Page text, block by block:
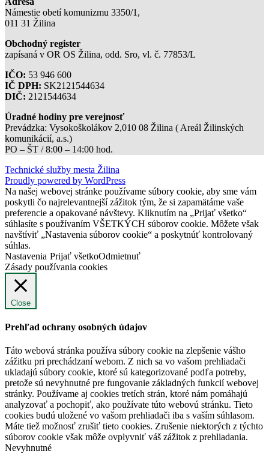
Námestie obetí komunizmu 3350/1,
011 31 Žilina
Obchodný register
zapísaná v OR OS Žilina, odd. Sro, vl. č. 77853/L
IČO: 53 946 600
IČ DPH: SK2121544634
DIČ: 2121544634
Úradné hodiny pre verejnosť
Prevádzka: Vysokoškolákov 2,010 08 Žilina ( Areál Žilinských
komunikácií, a.s.)
PO – ŠT / 8:00 – 14:00 hod.
Technické služby mesta Žilina
Proudly powered by WordPress
Na našej webovej stránke používame súbory cookie, aby sme vám
poskytli čo najrelevantnejší zážitok tým, že si zapamätáme vaše
preferencie a opakované návštevy. Kliknutím na „Prijať všetko“
súhlasíte s používaním VŠETKÝCH súborov cookie. Môžete však
navštíviť „Nastavenia súborov cookie“ a poskytnúť kontrolovaný
súhlas.
Nastavenia Prijať všetkoOdmietnuť
Zásady používania cookies
Close
Prehľad ochrany osobných údajov
Táto webová stránka používa súbory cookie na zlepšenie vášho
zážitku pri prechádzaní webom. Z nich sa vo vašom prehliadači
ukladajú súbory cookie, ktoré sú kategorizované podľa potreby,
pretože sú nevyhnutné pre fungovanie základných funkcií webovej
stránky. Používame aj cookies tretích strán, ktoré nám pomáhajú
analyzovať a pochopiť, ako používate túto webovú stránku. Tieto
cookies budú uložené vo vašom prehliadači iba s vaším súhlasom.
Máte tiež možnosť zrušiť tieto cookies. Zrušenie niektorých z týchto
súborov cookie však môže ovplyvniť váš zážitok z prehliadania.
Nevyhnutné